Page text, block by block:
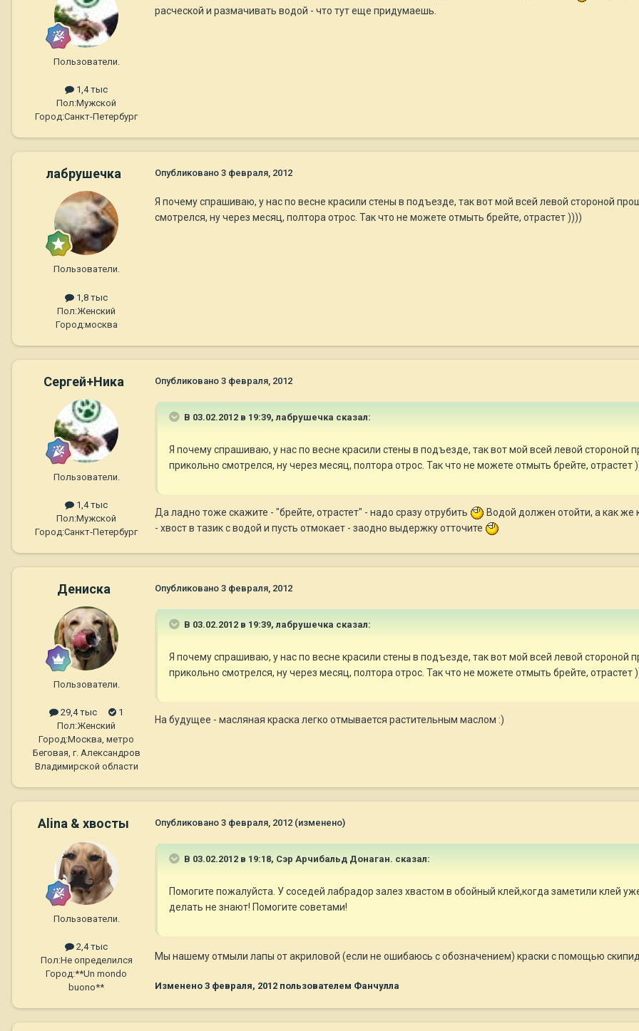
Пользователи.
1,4 тыс
Пол:Мужской
Город:Санкт-Петербург
расческой и размачивать водой - что тут еще придумаешь.
лабрушечка
Пользователи.
1,8 тыс
Пол:Женский
Город:москва
Опубликовано 3 февраля, 2012
Я почему спрашиваю, у нас по весне красили стены в подъезде, так вот мой всей левой стороной
смотрелся, ну через месяц, полтора отрос. Так что не можете отмыть брейте, отрастет ))))
Сергей+Ника
Пользователи.
1,4 тыс
Пол:Мужской
Город:Санкт-Петербург
Опубликовано 3 февраля, 2012
В 03.02.2012 в 19:39, лабрушечка сказал:
Я почему спрашиваю, у нас по весне красили стены в подъезде, так вот мой всей левой стороной
прикольно смотрелся, ну через месяц, полтора отрос. Так что не можете отмыть брейте, отрастет
Да ладно тоже скажите - "брейте, отрастет" - надо сразу отрубить
Водой должен отойти, а как же
- хвост в тазик с водой и пусть отмокает - заодно выдержку отточите
Дениска
Пользователи.
29,4 тыс
1
Пол:Женский
Город:Москва, метро
Беговая, г. Александров
Владимирской области
Опубликовано 3 февраля, 2012
В 03.02.2012 в 19:39, лабрушечка сказал:
Я почему спрашиваю, у нас по весне красили стены в подъезде, так вот мой всей левой стороной
прикольно смотрелся, ну через месяц, полтора отрос. Так что не можете отмыть брейте, отрастет
На будущее - масляная краска легко отмывается растительным маслом :)
Alina & хвосты
Пользователи.
2,4 тыс
Пол:Не определился
Город:**Un mondo
buono**
Опубликовано 3 февраля, 2012 (изменено)
В 03.02.2012 в 19:18, Сэр Арчибальд Донаган. сказал:
Помогите пожалуйста. У соседей лабрадор залез хвастом в обойный клей,когда заметили клей
делать не знают! Помогите советами!
Мы нашему отмыли лапы от акриловой (если не ошибаюсь с обозначением) краски с помощью
Изменено 3 февраля, 2012 пользователем Фанчулла